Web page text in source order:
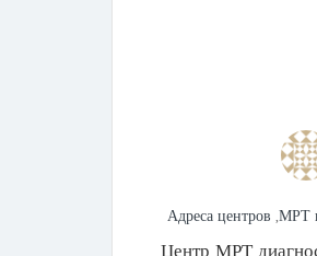
Адреса центров ,МРТ
Центр МРТ